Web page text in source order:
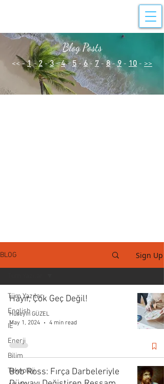
Blog Posts
<< - 1 - 2-3 -4 -5-6- 7 -8 - 9 - 10 - >>
BLOG Sign Up
Tüm Yazılar
English
IE
Enerji
Bilim
Teknoloji
Hayır, Çok Geç Değil!
Hüseyin GÜZEL
May 1, 2024
4 min read
Bob Ross: Fırça Darbeleriyle